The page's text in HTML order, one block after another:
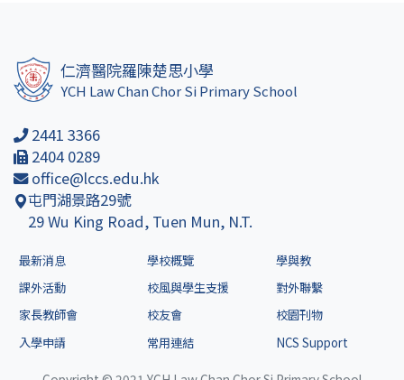
仁濟醫院羅陳楚思小學
YCH Law Chan Chor Si Primary School
2441 3366
2404 0289
office@lccs.edu.hk
屯門湖景路29號
29 Wu King Road, Tuen Mun, N.T.
最新消息 學校概覽
學與教
課外活動
校風與學生支援
對外聯繫
家長教師會
校友會
校園刊物
入學申請
常用連結 NCS Support